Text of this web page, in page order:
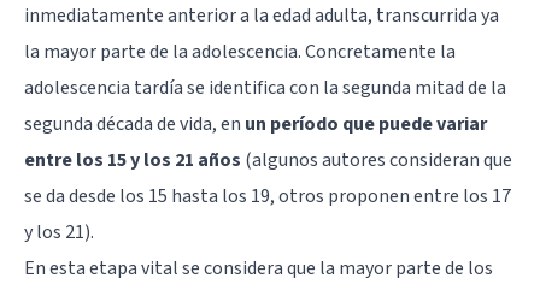
inmediatamente anterior a la edad adulta, transcurrida ya
la mayor parte de la adolescencia. Concretamente la
adolescencia tardía se identifica con la segunda mitad de la
segunda década de vida, en un período que puede variar
entre los 15 y los 21 años (algunos autores consideran que
se da desde los 15 hasta los 19, otros proponen entre los 17
y los 21).
En esta etapa vital se considera que la mayor parte de los